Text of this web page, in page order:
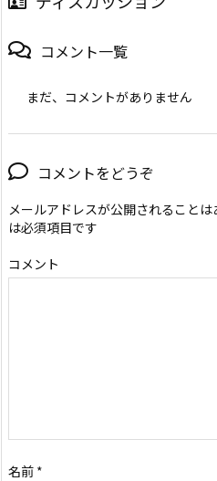
コメント一覧
まだ、コメントがありません
コメントをどうぞ
メールアドレスが公開されることは
は必須項目です
コメント
名前 *